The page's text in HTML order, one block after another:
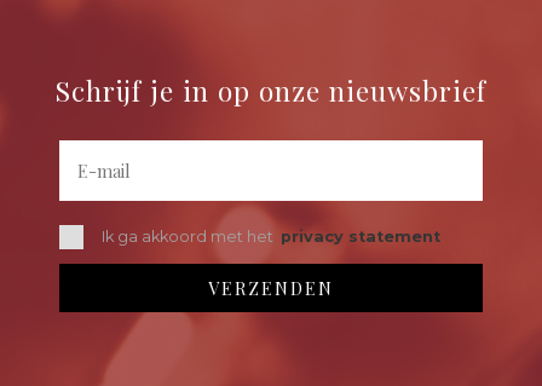
Schrijf je in op onze nieuwsbrief
Ik ga akkoord met het privacy statement